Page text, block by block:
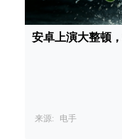
安卓上演大整顿
来源: 电手